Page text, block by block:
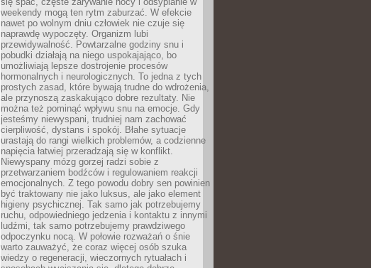
weekendy mogą ten rytm zaburzać. W efekcie
nawet po wolnym dniu człowiek nie czuje się
naprawdę wypoczęty. Organizm lubi
przewidywalność. Powtarzalne godziny snu i
pobudki działają na niego uspokajająco, bo
umożliwiają lepsze dostrojenie procesów
hormonalnych i neurologicznych. To jedna z tych
prostych zasad, które bywają trudne do wdrożenia,
ale przynoszą zaskakująco dobre rezultaty. Nie
można też pominąć wpływu snu na emocje. Gdy
jesteśmy niewyspani, trudniej nam zachować
cierpliwość, dystans i spokój. Błahe sytuacje
urastają do rangi wielkich problemów, a codzienne
napięcia łatwiej przeradzają się w konflikt.
Niewyspany mózg gorzej radzi sobie z
przetwarzaniem bodźców i regulowaniem reakcji
emocjonalnych. Z tego powodu dobry sen powinien
być traktowany nie jako luksus, ale jako element
higieny psychicznej. Tak samo jak potrzebujemy
ruchu, odpowiedniego jedzenia i kontaktu z innymi
ludźmi, tak samo potrzebujemy prawdziwego
odpoczynku nocą. W połowie rozważań o śnie
warto zauważyć, że coraz więcej osób szuka
wiedzy o regeneracji, wieczornych rytuałach i